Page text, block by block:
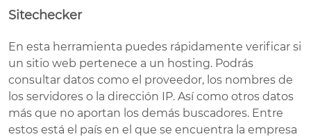
Sitechecker
En esta herramienta puedes rápidamente verificar si
un sitio web pertenece a un hosting. Podrás
consultar datos como el proveedor, los nombres de
los servidores o la dirección IP. Así como otros datos
más que no aportan los demás buscadores. Entre
estos está el país en el que se encuentra la empresa